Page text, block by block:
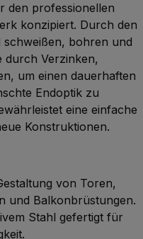
den professionellen
konzipiert. Durch den
schweißen, bohren und
durch Verzinken,
um einen dauerhaften
Endoptik zu
eine einfache
Konstruktionen.
von Toren,
und Balkonbrüstungen.
Stahl gefertigt für